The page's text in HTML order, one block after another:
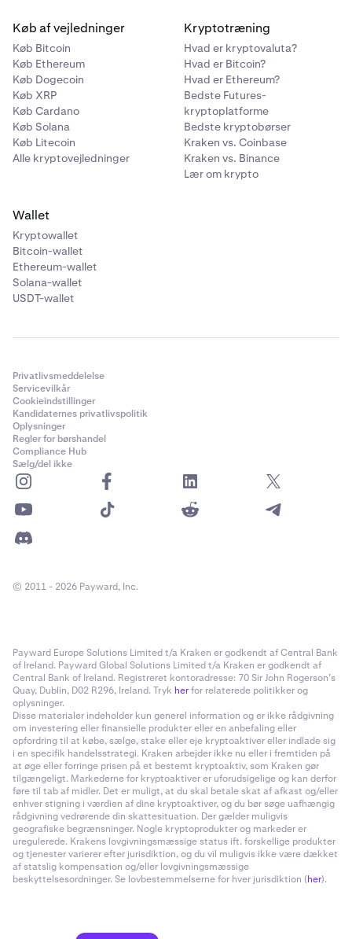
Køb af vejledninger
Køb Bitcoin
Køb Ethereum
Køb Dogecoin
Køb XRP
Køb Cardano
Køb Solana
Køb Litecoin
Alle kryptovejledninger
Kryptotræning
Hvad er kryptovaluta?
Hvad er Bitcoin?
Hvad er Ethereum?
Bedste Futures-
kryptoplatforme
Bedste kryptobørser
Kraken vs. Coinbase
Kraken vs. Binance
Lær om krypto
Wallet
Kryptowallet
Bitcoin-wallet
Ethereum-wallet
Solana-wallet
USDT-wallet
Privatlivsmeddelelse
Servicevilkår
Cookieindstillinger
Kandidaternes privatlivspolitik
Oplysninger
Regler for børshandel
Compliance Hub
Sælg/del ikke
© 2011 - 2026 Payward, Inc.
Payward Europe Solutions Limited t/a Kraken er godkendt af Central Bank
of Ireland. Payward Global Solutions Limited t/a Kraken er godkendt af
Central Bank of Ireland. Registreret kontoradresse: 70 Sir John Rogerson’s
Quay, Dublin, D02 R296, Ireland. Tryk herfor relaterede politikker og
oplysninger.
Disse materialer indeholder kun generel information og er ikke rådgivning
om investering eller finansielle produkter eller en anbefaling eller
opfordring til at købe, sælge, stake eller eje kryptoaktiver eller indlade sig
i en specifik handelsstrategi. Kraken arbejder ikke nu eller i fremtiden på
at øge eller forringe prisen på et bestemt kryptoaktiv, som Kraken gør
tilgængeligt. Markederne for kryptoaktiver er uforudsigelige og kan derfor
føre til tab af midler. Det er muligt, at du skal betale skat af afkast og/eller
enhver stigning i værdien af dine kryptoaktiver, og du bør søge uafhængig
rådgivning vedrørende din skattesituation. Der gælder muligvis
geografiske begrænsninger. Nogle kryptoprodukter og markeder er
uregulerede. Krakens lovgivningsmæssige status ift. forskellige produkter
og tjenester varierer efter jurisdiktion, og du vil muligvis ikke være dækket
af statslig kompensation og/eller lovgivningsmæssige
beskyttelsesordninger. Se lovbestemmelserne for hver jurisdiktion (her).